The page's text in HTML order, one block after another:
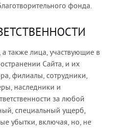
фонда.
также лица, участвующие в
Сайта, и их
филиалы, сотрудники,
наследники и
за любой
специальный ущерб,
убытки, включая, но, не